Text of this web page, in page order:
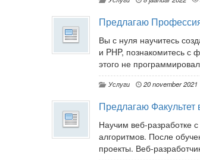
Предлагаю
Вы с нуля научитесь
и PHP, познакомитесь с
этого не
Услуги 20 november 2021
Предлагаю Факультет
Научим веб-разработке
алгоритмов. После
проекты. Веб-